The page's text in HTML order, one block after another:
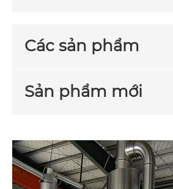
Các sản phẩm
Sản phẩm mới